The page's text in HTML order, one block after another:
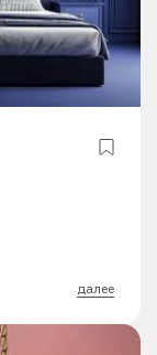
далее